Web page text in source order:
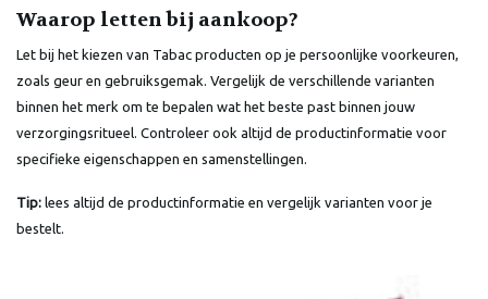
Waarop letten bij aankoop?
Let bij het kiezen van Tabac producten op je persoonlijke voorkeuren,
zoals geur en gebruiksgemak. Vergelijk de verschillende varianten
binnen het merk om te bepalen wat het beste past binnen jouw
verzorgingsritueel. Controleer ook altijd de productinformatie voor
specifieke eigenschappen en samenstellingen.
Tip: lees altijd de productinformatie en vergelijk varianten voor je
bestelt.